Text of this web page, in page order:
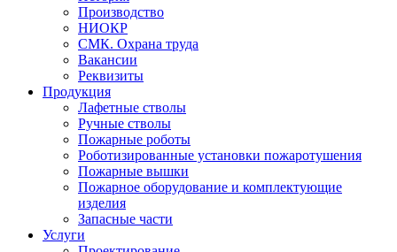
Производство
НИОКР
СМК. Охрана труда
Вакансии
Реквизиты
Продукция
Лафетные стволы
Ручные стволы
Пожарные роботы
Роботизированные установки пожаротушения
Пожарные вышки
Пожарное оборудование и комплектующие
изделия
Запасные части
Услуги